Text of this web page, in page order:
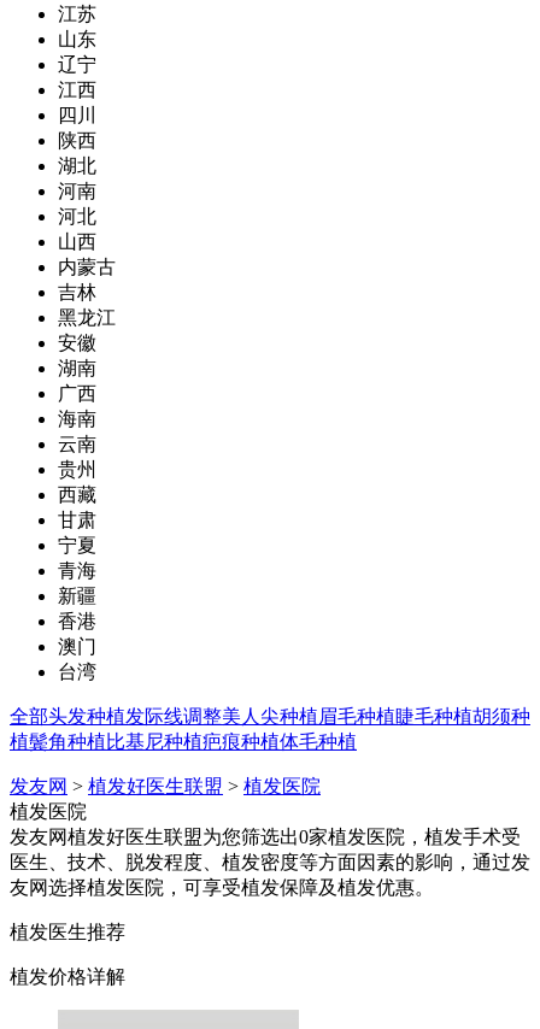
江苏
山东
辽宁
江西
四川
陕西
湖北
河南
河北
山西
内蒙古
吉林
黑龙江
安徽
湖南
广西
海南
云南
贵州
西藏
甘肃
宁夏
青海
新疆
香港
澳门
台湾
全部头发种植发际线调整美人尖种植眉毛种植睫毛种植胡须种
植鬓角种植比基尼种植疤痕种植体毛种植
发友网 > 植发好医生联盟 > 植发医院
植发医院
发友网植发好医生联盟为您筛选出0家植发医院，植发手术受
医生、技术、脱发程度、植发密度等方面因素的影响，通过发
友网选择植发医院，可享受植发保障及植发优惠。
植发医生推荐
植发价格详解